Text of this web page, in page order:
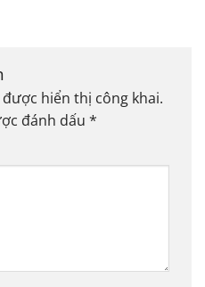
hiển thị công khai.
đánh dấu *